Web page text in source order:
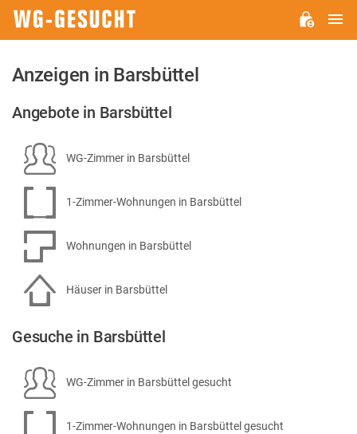
Anzeigen in Barsbüttel
Angebote in Barsbüttel
WG-Zimmer in Barsbüttel
1-Zimmer-Wohnungen in Barsbüttel
Wohnungen in Barsbüttel
Häuser in Barsbüttel
Gesuche in Barsbüttel
WG-Zimmer in Barsbüttel gesucht
1-Zimmer-Wohnungen in Barsbüttel gesucht